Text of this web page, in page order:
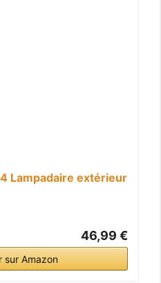
Lampadaire extérieur
46,99 €
sur Amazon